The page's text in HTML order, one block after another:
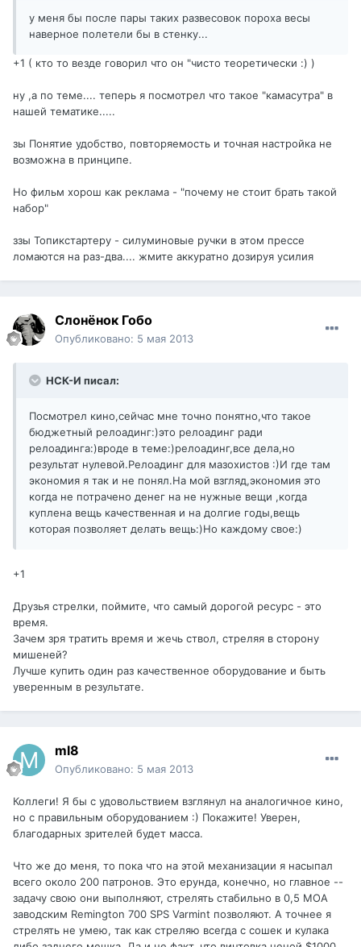
у меня бы после пары таких развесовок пороха весы
наверное полетели бы в стенку...
+1 ( кто то везде говорил что он "чисто теоретически :) )
ну ,а по теме.... теперь я посмотрел что такое "камасутра" в
нашей тематике.....
зы Понятие удобство, повторяемость и точная настройка не
возможна в принципе.
Но фильм хорош как реклама - "почему не стоит брать такой
набор"
ззы Топикстартеру - силуминовые ручки в этом прессе
ломаются на раз-два.... жмите аккуратно дозируя усилия
Слонёнок Гобо
Опубликовано: 5 мая 2013
НСК-И писал:
Посмотрел кино,сейчас мне точно понятно,что такое
бюджетный релоадинг:)это релоадинг ради
релоадинга:)вроде в теме:)релоадинг,все дела,но
результат нулевой.Релоадинг для мазохистов :)И где там
экономия я так и не понял.На мой взгляд,экономия это
когда не потрачено денег на не нужные вещи ,когда
куплена вещь качественная и на долгие годы,вещь
которая позволяет делать вещь:)Но каждому свое:)
+1
Друзья стрелки, поймите, что самый дорогой ресурс - это
время.
Зачем зря тратить время и жечь ствол, стреляя в сторону
мишеней?
Лучше купить один раз качественное оборудование и быть
уверенным в результате.
ml8
Опубликовано: 5 мая 2013
Коллеги! Я бы с удовольствием взглянул на аналогичное кино,
но с правильным оборудованием :) Покажите! Уверен,
благодарных зрителей будет масса.
Что же до меня, то пока что на этой механизации я насыпал
всего около 200 патронов. Это ерунда, конечно, но главное --
задачу свою они выполняют, стрелять стабильно в 0,5 МОА
заводским Remington 700 SPS Varmint позволяют. А точнее я
стрелять не умею, так как стреляю всегда с сошек и кулака